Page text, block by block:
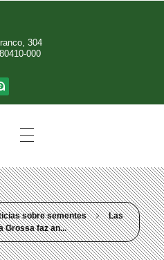
304
000
sobre sementes
Las
Grossa faz an...